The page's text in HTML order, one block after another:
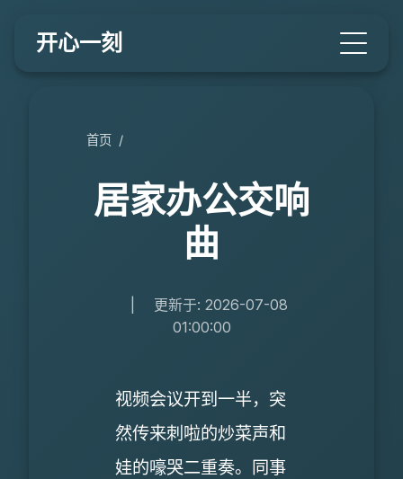
开心一刻
首页 /
居家办公交响
曲
更新于: 2026-07-08
01:00:00
视频会议开到一半，突
然传来刺啦的炒菜声和
娃的嚎哭二重奏。同事